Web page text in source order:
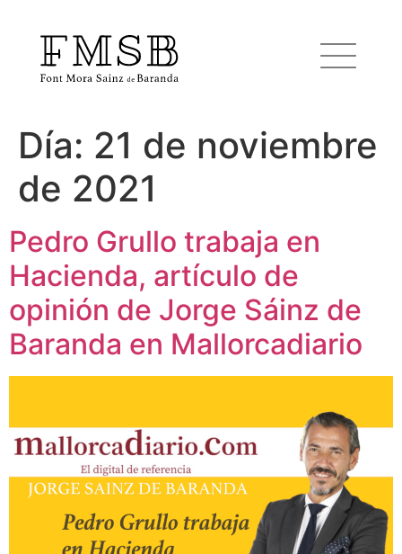
Inicio
Font Mora Sainz de Baranda
Equipo
Servicios
¿En qué podemos ayudarte?
Día: 21 de noviembre
de 2021
Pedro Grullo trabaja en
Hacienda, artículo de
opinión de Jorge Sáinz de
Baranda en Mallorcadiario